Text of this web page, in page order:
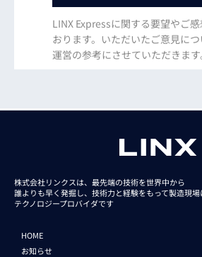
LINX Expressに関する要望やご
おります。いただいたご意見に
運営の参考にさせていただきます
株式会社リンクスは、最先端の技術を世界中から
誰よりも早く発掘し、技術力と経験をもって製造現場
テクノロジープロバイダです
HOME
お知らせ